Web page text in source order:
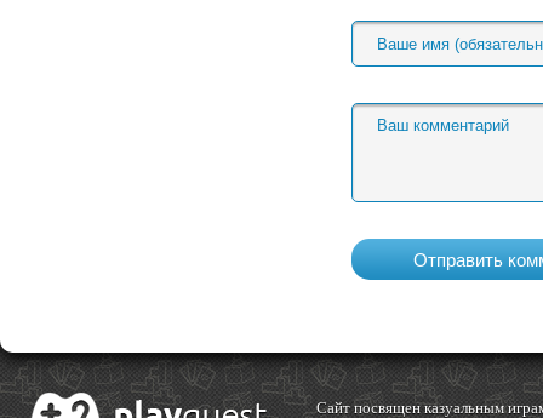
Cайт посвящен казуальным